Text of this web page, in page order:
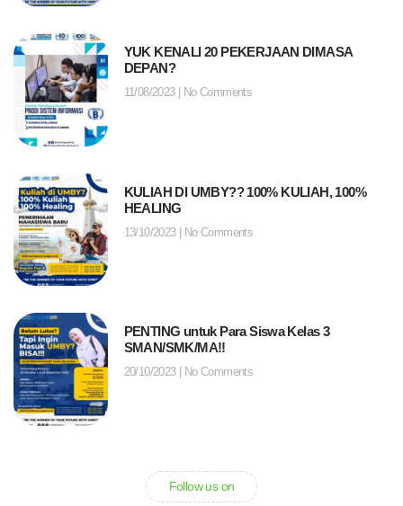
YUK KENALI 20 PEKERJAAN DIMASA
DEPAN?
11/08/2023 No Comments
KULIAH DI UMBY?? 100% KULIAH, 100%
HEALING
13/10/2023 No Comments
PENTING untuk Para Siswa Kelas 3
SMAN/SMK/MA!!
20/10/2023 No Comments
Follow us on